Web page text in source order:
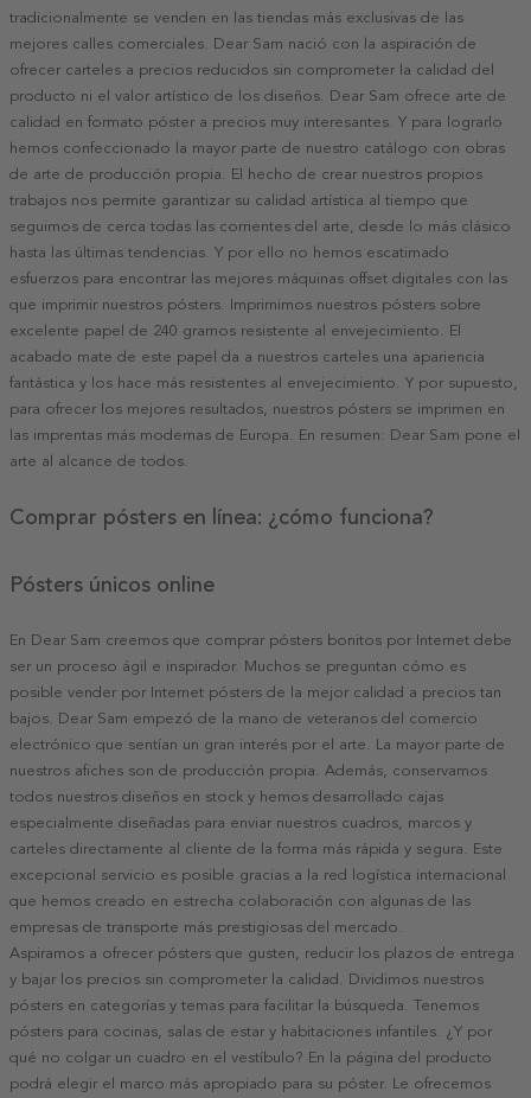
tradicionalmente se venden en las tiendas más exclusivas de las
mejores calles comerciales. Dear Sam nació con la aspiración de
ofrecer carteles a precios reducidos sin comprometer la calidad del
producto ni el valor artístico de los diseños. Dear Sam ofrece arte de
calidad en formato póster a precios muy interesantes. Y para lograrlo
hemos confeccionado la mayor parte de nuestro catálogo con obras
de arte de producción propia. El hecho de crear nuestros propios
trabajos nos permite garantizar su calidad artística al tiempo que
seguimos de cerca todas las corrientes del arte, desde lo más clásico
hasta las últimas tendencias. Y por ello no hemos escatimado
esfuerzos para encontrar las mejores máquinas offset digitales con las
que imprimir nuestros pósters. Imprimimos nuestros pósters sobre
excelente papel de 240 gramos resistente al envejecimiento. El
acabado mate de este papel da a nuestros carteles una apariencia
fantástica y los hace más resistentes al envejecimiento. Y por supuesto,
para ofrecer los mejores resultados, nuestros pósters se imprimen en
las imprentas más modernas de Europa. En resumen: Dear Sam pone el
arte al alcance de todos.
Comprar pósters en línea: ¿cómo funciona?
Pósters únicos online
En Dear Sam creemos que comprar pósters bonitos por Internet debe
ser un proceso ágil e inspirador. Muchos se preguntan cómo es
posible vender por Internet pósters de la mejor calidad a precios tan
bajos. Dear Sam empezó de la mano de veteranos del comercio
electrónico que sentían un gran interés por el arte. La mayor parte de
nuestros afiches son de producción propia. Además, conservamos
todos nuestros diseños en stock y hemos desarrollado cajas
especialmente diseñadas para enviar nuestros cuadros, marcos y
carteles directamente al cliente de la forma más rápida y segura. Este
excepcional servicio es posible gracias a la red logística internacional
que hemos creado en estrecha colaboración con algunas de las
empresas de transporte más prestigiosas del mercado.
Aspiramos a ofrecer pósters que gusten, reducir los plazos de entrega
y bajar los precios sin comprometer la calidad. Dividimos nuestros
pósters en categorías y temas para facilitar la búsqueda. Tenemos
pósters para cocinas, salas de estar y habitaciones infantiles. ¿Y por
qué no colgar un cuadro en el vestíbulo? En la página del producto
podrá elegir el marco más apropiado para su póster. Le ofrecemos